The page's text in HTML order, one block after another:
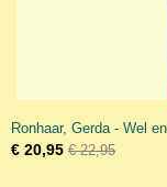
Ronhaar, Gerda - Wel
€ 20,95 € 22,95